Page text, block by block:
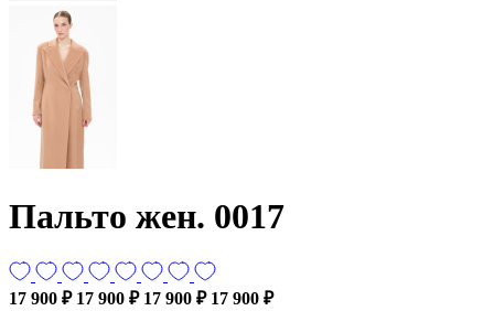
Пальто жен. 0017
17 900 ₽ 17 900 ₽ 17 900 ₽ 17 900 ₽